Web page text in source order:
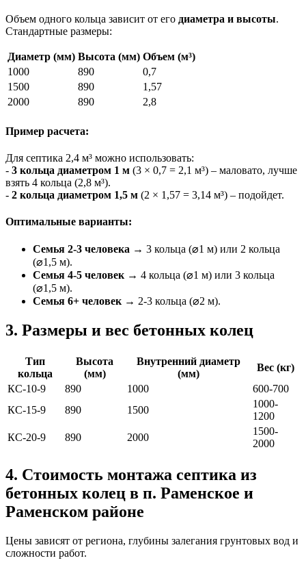
Объем одного кольца зависит от его диаметра и высоты.
Стандартные размеры:
Диаметр (мм) Высота (мм) Объем (м³)
1000
890
0,7
1500
890
1,57
2000
890 2,8
Пример расчета:
Для септика 2,4 м³ можно использовать:
- 3 кольца диаметром 1 м (3 × 0,7 = 2,1 м³) – маловато, лучше
взять 4 кольца (2,8 м³).
- 2 кольца диаметром 1,5 м (2 × 1,57 = 3,14 м³) – подойдет.
Оптимальные варианты:
Семья 2-3 человека → 3 кольца (⌀1 м) или 2 кольца
(⌀1,5 м).
Семья 4-5 человек→ 4 кольца (⌀1 м) или 3 кольца
(⌀1,5 м).
Семья 6+ человек→ 2-3 кольца (⌀2 м).
3. Размеры и вес бетонных колец
Тип
кольца
Высота
(мм)
Внутренний диаметр
(мм)
Вес (кг)
КС-10-9
890 1000
600-700
КС-15-9
890 1500
1000-
1200
КС-20-9
890 2000
1500-
2000
4. Стоимость монтажа септика из
бетонных колец в п. Раменское и
Раменском районе
Цены зависят от региона, глубины залегания грунтовых вод и
сложности работ.